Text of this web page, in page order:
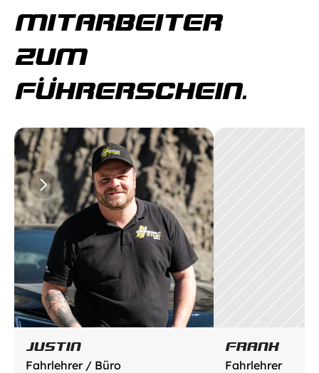
MITARBEITER
ZUM
FÜHRERSCHEIN.
JUSTIN
Fahrlehrer / Büro
FRANK
Fahrlehrer